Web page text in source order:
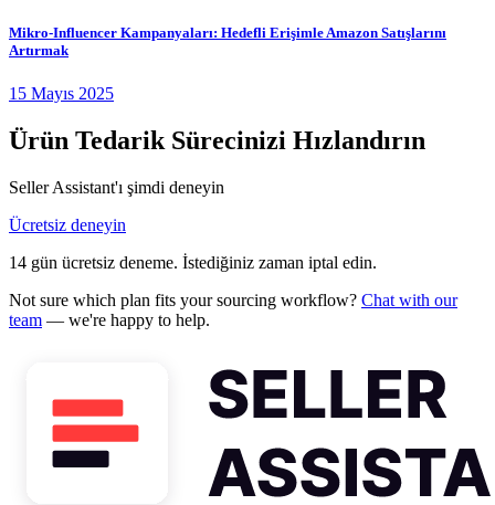
Mikro-Influencer Kampanyaları: Hedefli Erişimle Amazon Satışlarını
Artırmak
15 Mayıs 2025
Ürün Tedarik Sürecinizi Hızlandırın
Seller Assistant'ı şimdi deneyin
Ücretsiz deneyin
14 gün ücretsiz deneme. İstediğiniz zaman iptal edin.
Not sure which plan fits your sourcing workflow? Chat with our
team — we're happy to help.